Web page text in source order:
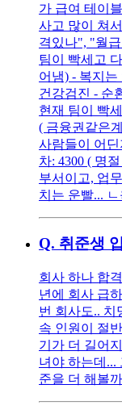
가 급여 테이
사고 많이 쳐
격있나", "월
팀이 빡세고
어냄) - 복지는
건강검진 - 순
현재 팀이 빡
( 금융권같은
사람들이 어딘
차: 4300 ( 명
부서이고, 업
치는 운빨...
Q. 취준생
회사 하나 합
년에 회사 급
번 회사도.. 치
속 인원이 절
기가 더 길어
녀야 하는데...
준을 더 해볼